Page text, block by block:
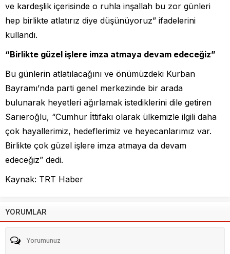
ve kardeşlik içerisinde o ruhla inşallah bu zor günleri
hep birlikte atlatırız diye düşünüyoruz” ifadelerini
kullandı.
“Birlikte güzel işlere imza atmaya devam edeceğiz”
Bu günlerin atlatılacağını ve önümüzdeki Kurban
Bayramı’nda parti genel merkezinde bir arada
bulunarak heyetleri ağırlamak istediklerini dile getiren
Sarıeroğlu, “Cumhur İttifakı olarak ülkemizle ilgili daha
çok hayallerimiz, hedeflerimiz ve heyecanlarımız var.
Birlikte çok güzel işlere imza atmaya da devam
edeceğiz” dedi.
Kaynak: TRT Haber
YORUMLAR